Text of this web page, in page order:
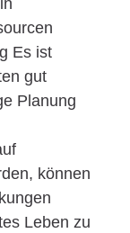
Es ist
gut
Planung
können
Leben zu